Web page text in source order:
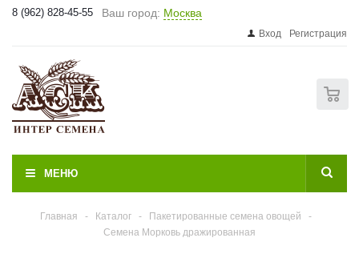
8 (962) 828-45-55 Ваш город: Москва
Вход Регистрация
МЕНЮ
Главная - Каталог - Пакетированные семена овощей
-
Семена Морковь дражированная